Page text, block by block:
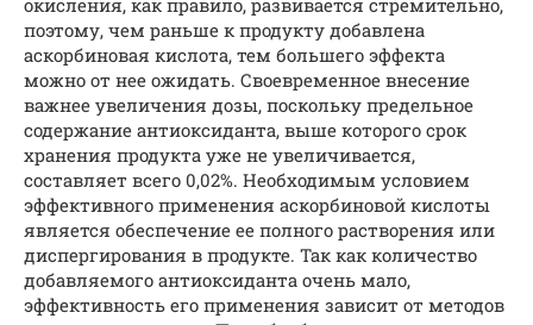
поэтому, чем раньше к продукту добавлена
аскорбиновая кислота, тем большего эффекта
можно от нее ожидать. Своевременное внесение
важнее увеличения дозы, поскольку предельное
содержание антиоксиданта, выше которого срок
хранения продукта уже не увеличивается,
составляет всего 0,02%. Необходимым условием
эффективного применения аскорбиновой кислоты
является обеспечение ее полного растворения или
диспергирования в продукте. Так как количество
добавляемого антиоксиданта очень мало,
эффективность его применения зависит от методов